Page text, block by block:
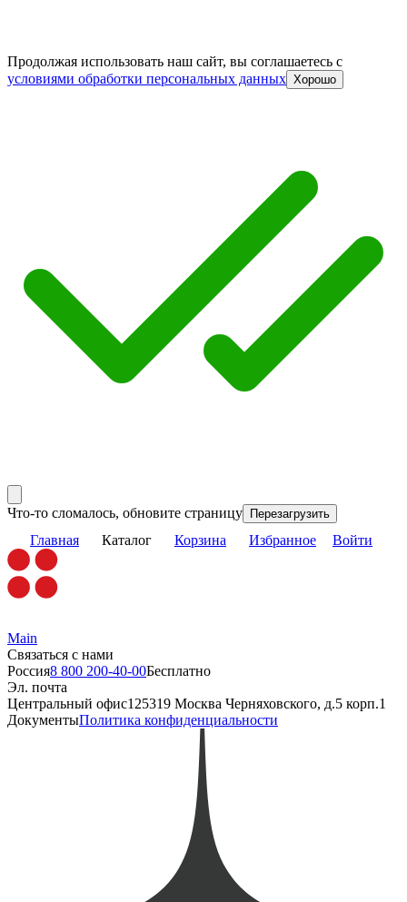
Продолжая использовать наш сайт, вы соглашаетесь c
условиями обработки персональных данных Хорошо
Что-то сломалось, обновите страницу Перезагрузить
Главная Каталог Корзина Избранное Войти
Main
Связаться с нами
Россия8 800 200-40-00Бесплатно
Эл. почта
Центральный офис125319 Москва Черняховского, д.5 корп.1
ДокументыПолитика конфиденциальности